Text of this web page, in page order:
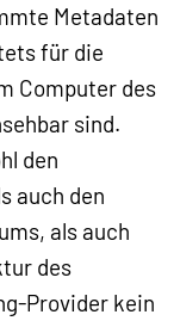
Metadaten
für die
Computer des
sind.
den
auch den
als auch
des
Provider kein